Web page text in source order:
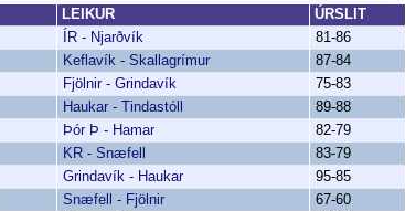
LEIKUR
ÚRSLIT
ÍR - Njarðvík
81-86
Keflavík - Skallagrímur
87-84
Fjölnir - Grindavík
75-83
Haukar - Tindastóll
89-88
Þór Þ - Hamar
82-79
KR - Snæfell
83-79
Grindavík - Haukar
95-85
Snæfell - Fjölnir
67-60